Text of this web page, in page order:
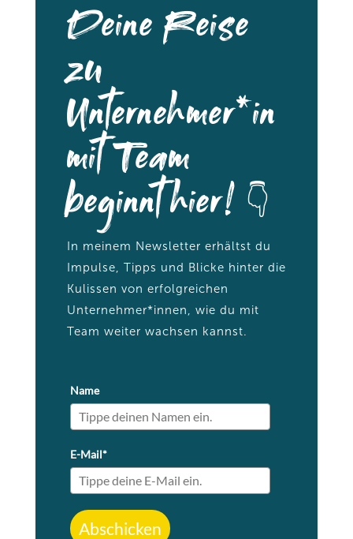
Deine Reise
zu
Unternehmer*in
mit Team
beginnt hier! 👇
In meinem Newsletter erhältst du
Impulse, Tipps und Blicke hinter die
Kulissen von erfolgreichen
Unternehmer*innen, wie du mit
Team weiter wachsen kannst.
Name
E-Mail*
Abschicken